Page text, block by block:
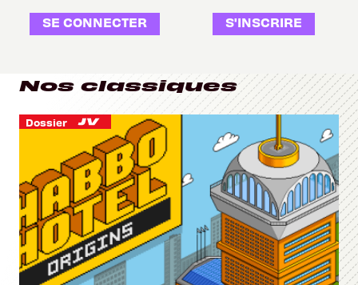
SE CONNECTER S'INSCRIRE
Nos classiques
Dossier